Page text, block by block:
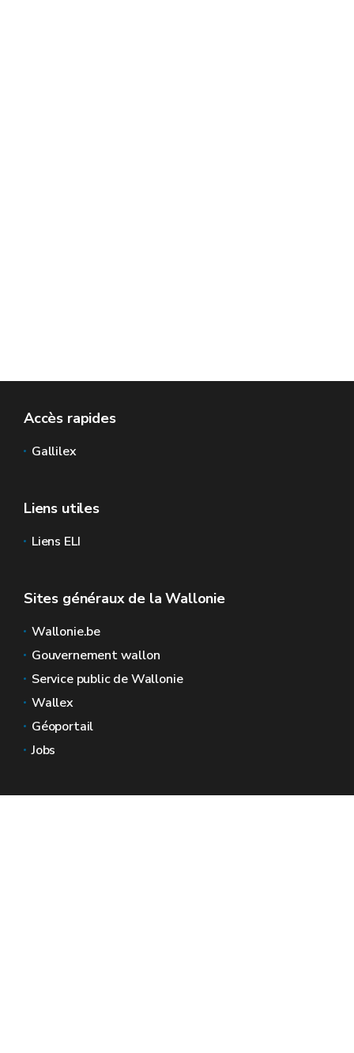
Accès rapides
Gallilex
Liens utiles
Liens ELI
Sites généraux de la Wallonie
Wallonie.be
Gouvernement wallon
Service public de Wallonie
Wallex
Géoportail
Jobs